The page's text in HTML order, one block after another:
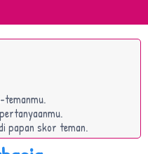
temanmu.
papan skor teman.